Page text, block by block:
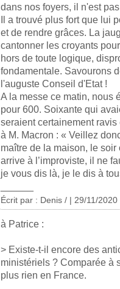
dans nos foyers, il n'est
Il a trouvé plus fort que
et de rendre grâces. La
cantonner les croyants
hors de toute logique,
fondamentale. Savourons
l'auguste Conseil d'Etat !
A la messe ce matin, nous
pour 600. Soixante qui
seraient certainement
à M. Macron : « Veillez
maître de la maison, le soir
arrive à l’improviste, il ne
je vous dis là, je le dis à
Écrit par : Denis / | 29/11/2020
à Patrice :
> Existe-t-il encore des
ministériels ? Comparée à
plus rien en France.